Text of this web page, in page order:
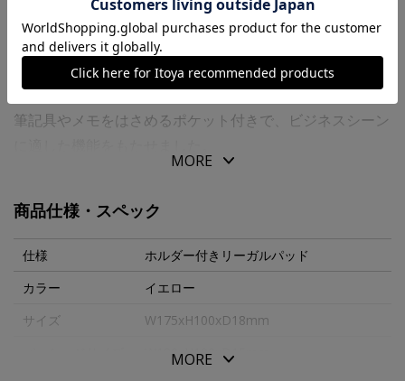
商品の特徴
チェックブック（小切手帳）からインスパイアされた横長
タイプのリーガルパッド専用ホルダーです。
筆記具やメモをはさめるポケット付きで、ビジネスシーン
スーツの内ポケットに収まる携行性を持ちながら、小さす
「メモを取り出す → 書く → 切り離す → 整理す
る」という一連の動作が手際よく行えます。
長型タイプはデスクの空きスペースにも収まりやすく、デ
スクユースにも便利。
メッセージの記入にも適しているので、伝言メモとしても
MORE
商品仕様・スペック
仕様
ホルダー付きリーガルパッド
カラー
イエロー
サイズ
W175xH100xD18mm
W180xH100xD15mm
MORE